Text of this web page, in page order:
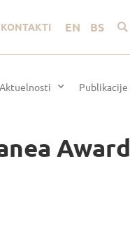
KONTAKTI EN BS
Aktuelnosti Publikacije
Award